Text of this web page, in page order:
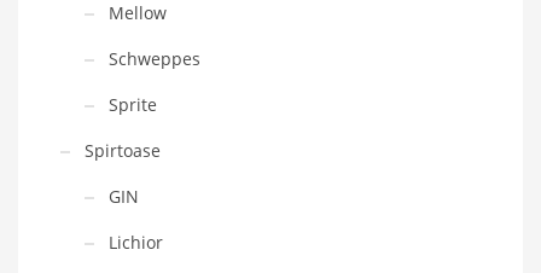
Mellow
Schweppes
Sprite
Spirtoase
GIN
Lichior